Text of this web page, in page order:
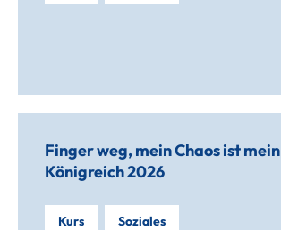
Finger weg, mein Chaos ist mein
Königreich 2026
Kurs Soziales